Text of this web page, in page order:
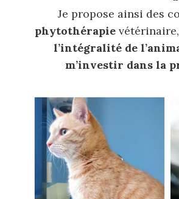
Je propose ainsi des
phytothérapie
l’intégralité de
m’investir dans la